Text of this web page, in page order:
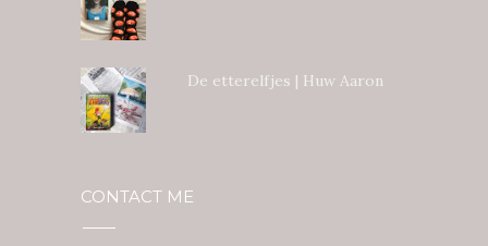
De etterelfjes | Huw Aaron
CONTACT ME